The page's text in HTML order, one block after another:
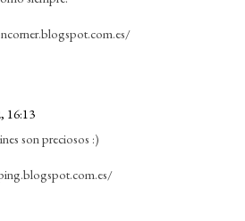
16:13
son preciosos :)